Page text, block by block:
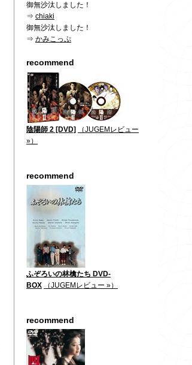
御無沙汰しました！
⇒ chiaki
御無沙汰しました！
⇒ かみこっぷ
recommend
陰陽師 2 [DVD]
（JUGEMレビュー
»）
recommend
ふぞろいの林檎たち DVD-
BOX
（JUGEMレビュー »）
recommend